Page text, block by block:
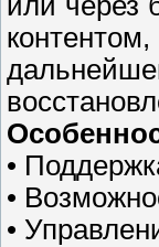
•
•
•